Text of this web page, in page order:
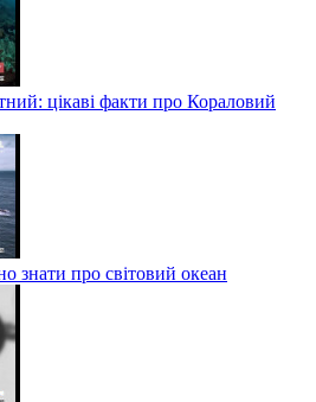
цікаві факти про Кораловий
знати про світовий океан